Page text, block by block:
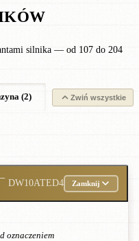
silnika — od 107 do 204
(2) Zwiń wszystkie
DW10ATED4 Zamknij
oznaczeniem